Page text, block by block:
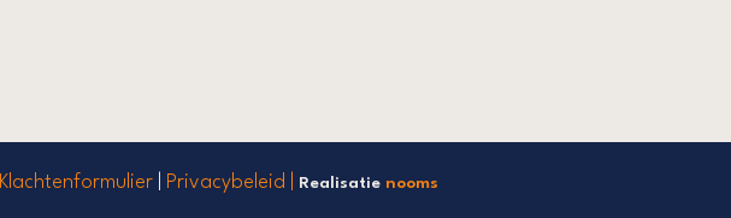
Klachtenformulier Privacybeleid | Realisatie nooms